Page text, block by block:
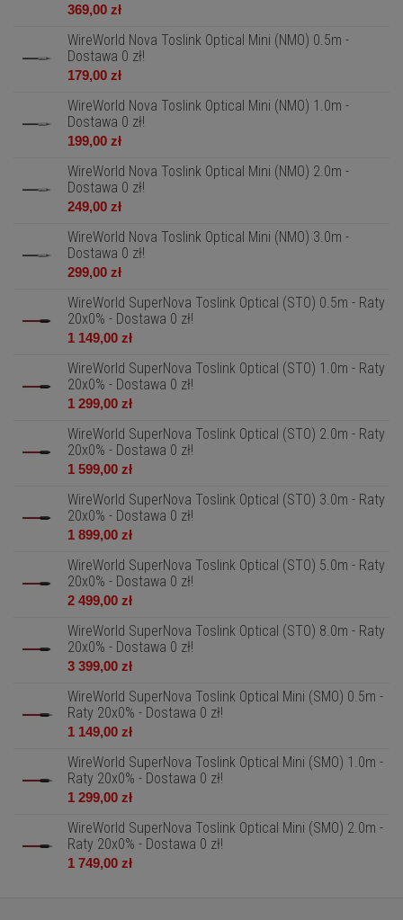
369,00 zł
WireWorld Nova Toslink Optical Mini (NMO) 0.5m -
Dostawa 0 zł!
179,00 zł
WireWorld Nova Toslink Optical Mini (NMO) 1.0m -
Dostawa 0 zł!
199,00 zł
WireWorld Nova Toslink Optical Mini (NMO) 2.0m -
Dostawa 0 zł!
249,00 zł
WireWorld Nova Toslink Optical Mini (NMO) 3.0m -
Dostawa 0 zł!
299,00 zł
WireWorld SuperNova Toslink Optical (STO) 0.5m - Raty
20x0% - Dostawa 0 zł!
1 149,00 zł
WireWorld SuperNova Toslink Optical (STO) 1.0m - Raty
20x0% - Dostawa 0 zł!
1 299,00 zł
WireWorld SuperNova Toslink Optical (STO) 2.0m - Raty
20x0% - Dostawa 0 zł!
1 599,00 zł
WireWorld SuperNova Toslink Optical (STO) 3.0m - Raty
20x0% - Dostawa 0 zł!
1 899,00 zł
WireWorld SuperNova Toslink Optical (STO) 5.0m - Raty
20x0% - Dostawa 0 zł!
2 499,00 zł
WireWorld SuperNova Toslink Optical (STO) 8.0m - Raty
20x0% - Dostawa 0 zł!
3 399,00 zł
WireWorld SuperNova Toslink Optical Mini (SMO) 0.5m -
Raty 20x0% - Dostawa 0 zł!
1 149,00 zł
WireWorld SuperNova Toslink Optical Mini (SMO) 1.0m -
Raty 20x0% - Dostawa 0 zł!
1 299,00 zł
WireWorld SuperNova Toslink Optical Mini (SMO) 2.0m -
Raty 20x0% - Dostawa 0 zł!
1 749,00 zł